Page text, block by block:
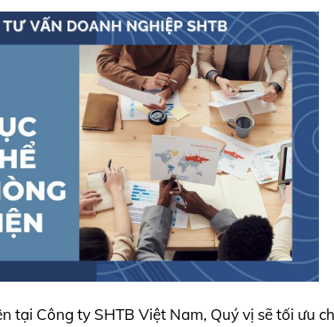
tại Công ty SHTB Việt Nam, Quý vị sẽ tối ưu